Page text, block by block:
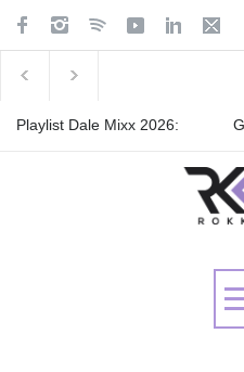
Playlist Dale Mixx 2026:
Las Fokin Biches anuncian
su gira internacional "Fuga